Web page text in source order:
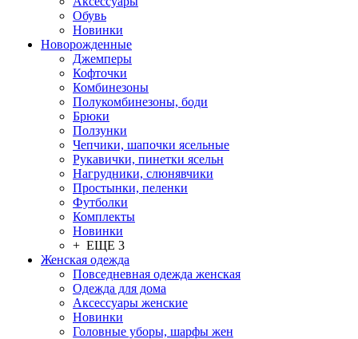
Обувь
Новинки
Новорожденные
Джемперы
Кофточки
Комбинезоны
Полукомбинезоны, боди
Брюки
Ползунки
Чепчики, шапочки ясельные
Рукавички, пинетки ясельн
Нагрудники, слюнявчики
Простынки, пеленки
Футболки
Комплекты
Новинки
+ ЕЩЕ 3
Женская одежда
Повседневная одежда женская
Одежда для дома
Аксессуары женские
Новинки
Головные уборы, шарфы жен